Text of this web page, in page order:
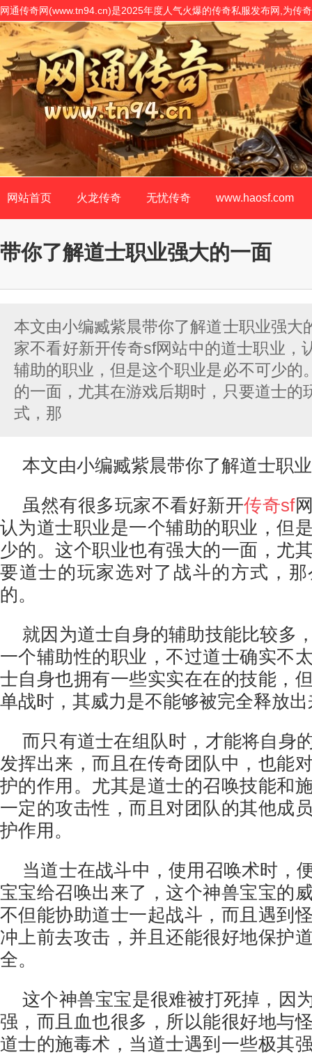
网通传奇网(www.tn94.cn)是2025年度人气火爆的传奇私服发布网,为传
表,是传奇私服网站客户最信赖的传奇SF开原版!
网站首页 火龙传奇 无忧传奇 www.haosf.com
带你了解道士职业强大的一面
本文由小编臧紫晨带你了解道士职业强大
家不看好新开传奇sf网站中的道士职业，
辅助的职业，但是这个职业是必不可少的
的一面，尤其在游戏后期时，只要道士的
式，那
本文由小编臧紫晨带你了解道士职
虽然有很多玩家不看好新开传奇sf
认为道士职业是一个辅助的职业，但
少的。这个职业也有强大的一面，尤
要道士的玩家选对了战斗的方式，
的。
就因为道士自身的辅助技能比较多
一个辅助性的职业，不过道士确实不
士自身也拥有一些实实在在的技能，
单战时，其威力是不能够被完全释放
而只有道士在组队时，才能将自身
发挥出来，而且在传奇团队中，也能
护的作用。尤其是道士的召唤技能和
一定的攻击性，而且对团队的其他成
护作用。
当道士在战斗中，使用召唤术时，
宝宝给召唤出来了，这个神兽宝宝的
不但能协助道士一起战斗，而且遇到
冲上前去攻击，并且还能很好地保护
全。
这个神兽宝宝是很难被打死掉，因
强，而且血也很多，所以能很好地与
道士的施毒术，当道士遇到一些极其